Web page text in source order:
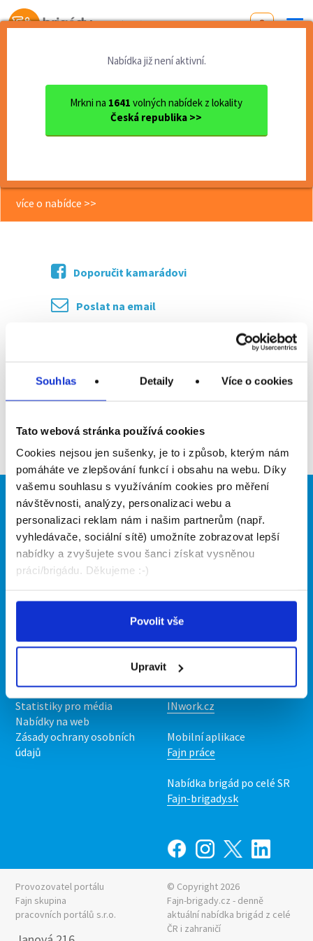
Souhlas Detaily Více o cookies
Tato webová stránka používá cookies
Cookies nejsou jen sušenky, je to i způsob, kterým nám
pomáháte ve zlepšování funkcí i obsahu na webu. Díky
vašemu souhlasu s využíváním cookies pro měření
návštěvnosti, analýzy, personalizaci webu a
personalizaci reklam nám i našim partnerům (např.
vyhledávače, sociální sítě) umožníte zobrazovat lepší
nabídky a zvyšujete svou šanci získat vysněnou
práci/brigádu. Děkujeme :-)
Povolit vše
Upravit
Od první brigády
Nabídka již není aktivní.
Mrkni na 1641 volných nabídek z lokality
Česká republika >>
Karlovarský kraj
okres Karlovy Vary
Karlovy Vary
Hlavní kuchař/ka do rekreač...
Hlavní kuchař/ka do rekreačního
více o nabídce >>
Doporučit kamarádovi
Poslat na email
Zpět
Brigádníci
Články
Hledané brigády
Firmy
Vložit inzerát
Ceník
Kontakt
Upravit předvolby cookies
Statistiky pro média
Nabídky na web
Zásady ochrany osobních
údajů
Naše další projekty
Mobilní aplikace
Nabídka práce z celé ČR
INwork.cz
Mobilní aplikace
Fajn práce
Nabídka brigád po celé SR
Fajn-brigady.sk
Provozovatel portálu
Fajn skupina
pracovních portálů s.r.o.
© Copyright 2026
Fajn-brigady.cz - denně
aktuální nabídka brigád z celé
ČR i zahraničí